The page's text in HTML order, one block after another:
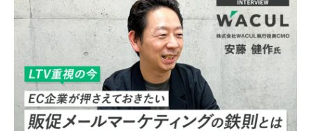
サービス資料
SMMLabについて